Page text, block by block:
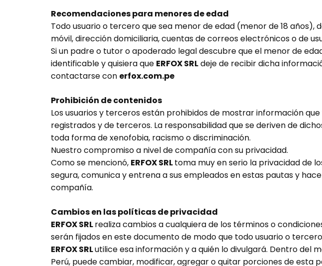
Recomendaciones para menores de edad
Todo usuario o tercero que sea menor de edad (menor de 18
móvil, dirección domiciliaria, cuentas de correos electrónicos o de
Si un padre o tutor o apoderado legal descubre que el menor de
identificable y quisiera que ERFOX SRLdeje de recibir dicha
contactarse con erfox.com.pe
Prohibición de contenidos
Los usuarios y terceros están prohibidos de mostrar información
registrados y de terceros. La responsabilidad que se deriven de
toda forma de xenofobia, racismo o discriminación.
Nuestro compromiso a nivel de compañía con su privacidad.
Como se mencionó, ERFOX SRLtoma muy en serio la privacidad de
segura, comunica y entrena a sus empleados en estas pautas y
compañía.
Cambios en las políticas de privacidad
ERFOX SRLrealiza cambios a cualquiera de los términos o
serán fijados en este documento de modo que todo usuario o
ERFOX SRLutilice esa información y a quién lo divulgará. Dentro del
Perú, puede cambiar, modificar, agregar o quitar porciones de